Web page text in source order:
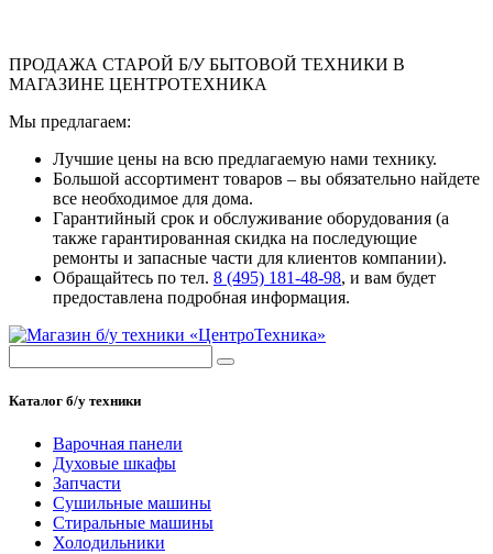
ПРОДАЖА СТАРОЙ Б/У БЫТОВОЙ ТЕХНИКИ В
МАГАЗИНЕ ЦЕНТРОТЕХНИКА
Мы предлагаем:
Лучшие цены на всю предлагаемую нами технику.
Большой ассортимент товаров – вы обязательно найдете
все необходимое для дома.
Гарантийный срок и обслуживание оборудования (а
также гарантированная скидка на последующие
ремонты и запасные части для клиентов компании).
Обращайтесь по тел. 8 (495) 181-48-98, и вам будет
предоставлена подробная информация.
Каталог б/у техники
Варочная панели
Духовые шкафы
Запчасти
Сушильные машины
Стиральные машины
Холодильники